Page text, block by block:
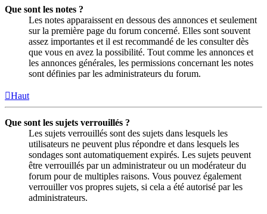
Que sont les notes ?
Les notes apparaissent en dessous des annonces et seulement
sur la première page du forum concerné. Elles sont souvent
assez importantes et il est recommandé de les consulter dès
que vous en avez la possibilité. Tout comme les annonces et
les annonces générales, les permissions concernant les notes
sont définies par les administrateurs du forum.
Haut
Que sont les sujets verrouillés ?
Les sujets verrouillés sont des sujets dans lesquels les
utilisateurs ne peuvent plus répondre et dans lesquels les
sondages sont automatiquement expirés. Les sujets peuvent
être verrouillés par un administrateur ou un modérateur du
forum pour de multiples raisons. Vous pouvez également
verrouiller vos propres sujets, si cela a été autorisé par les
administrateurs.